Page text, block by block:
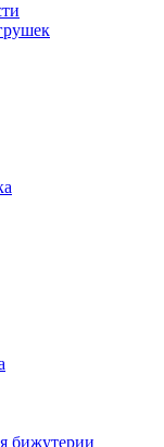
бижутерии